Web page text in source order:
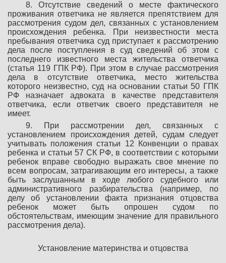
8. Отсутствие сведений о месте фактического
проживания ответчика не является препятствием для
рассмотрения судом дел, связанных с установлением
происхождения ребенка. При неизвестности места
пребывания ответчика суд приступает к рассмотрению
дела после поступления в суд сведений об этом с
последнего известного места жительства ответчика
(статья 119 ГПК РФ). При этом в случае рассмотрения
дела в отсутствие ответчика, место жительства
которого неизвестно, суд на основании статьи 50 ГПК
РФ назначает адвоката в качестве представителя
ответчика, если ответчик своего представителя не
имеет.
9. При рассмотрении дел, связанных с
установлением происхождения детей, судам следует
учитывать положения статьи 12 Конвенции о правах
ребенка и статьи 57 СК РФ, в соответствии с которыми
ребенок вправе свободно выражать свое мнение по
всем вопросам, затрагивающим его интересы, а также
быть заслушанным в ходе любого судебного или
административного разбирательства (например, по
делу об установлении факта признания отцовства
ребенок может быть опрошен судом по
обстоятельствам, имеющим значение для правильного
рассмотрения дела).
Установление материнства и отцовства